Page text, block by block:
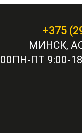
+375
МИНСК,
ПН-ПТ 9:00-